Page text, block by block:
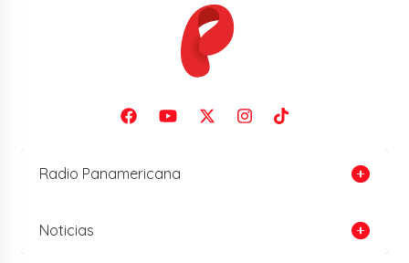
Radio Panamericana
Noticias